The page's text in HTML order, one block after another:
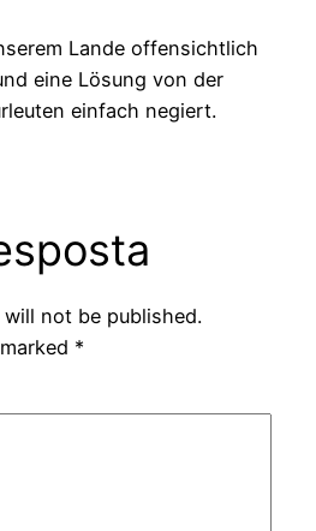
Lande offensichtlich
eine Lösung von der
einfach negiert.
not be published.
*